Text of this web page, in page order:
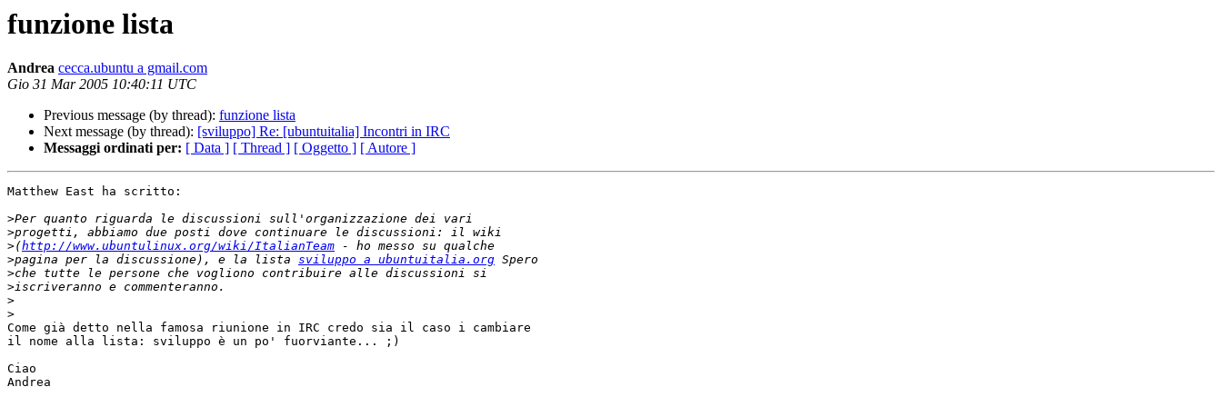
funzione lista
Andrea cecca.ubuntu a gmail.com
Gio 31 Mar 2005 10:40:11 UTC
Previous message (by thread): funzione lista
Next message (by thread): [sviluppo] Re: [ubuntuitalia] Incontri in IRC
Messaggi ordinati per: [ Data ] [ Thread ] [ Oggetto ] [ Autore ]
Matthew East ha scritto:
>
>
>(http://www.ubuntulinux.org/wiki/ItalianTeam
>pagina per la discussione), e la lista sviluppo a ubuntuitalia.org
>
>
>
>
Come già detto nella famosa riunione in IRC credo sia il caso i cambiare
il nome alla lista: sviluppo è un po' fuorviante... ;)
Ciao
Andrea